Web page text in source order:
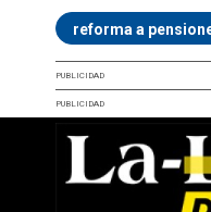
reforma a
PUBLICIDAD
PUBLICIDAD